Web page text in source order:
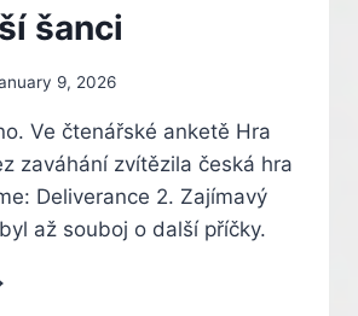
šanci
9, 2026
Ve čtenářské anketě Hra
zaváhání zvítězila česká hra
Deliverance 2. Zajímavý
až souboj o další příčky.